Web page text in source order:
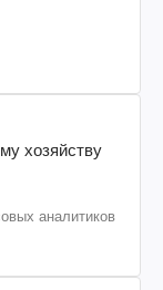
хозяйству
аналитиков